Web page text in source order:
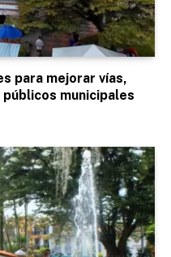
para mejorar vías,
municipales